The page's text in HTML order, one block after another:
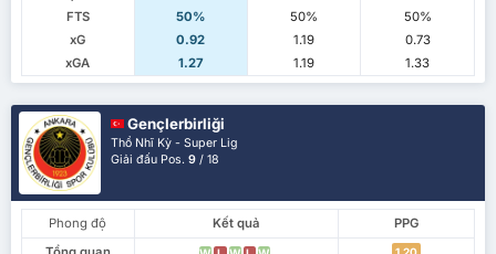
FTS
50% 50%
50%
xG
0.92 1.19
0.73
xGA
1.27 1.19 1.33
Gençlerbirliği
Thổ Nhĩ Kỳ - Super Lig
Giải đấu Pos.9 / 18
Phong độ Kết quả
PPG